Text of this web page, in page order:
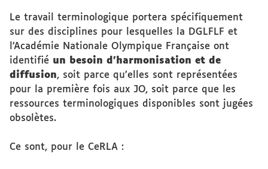
Le travail terminologique portera spécifiquement
sur des disciplines pour lesquelles la DGLFLF et
l’Académie Nationale Olympique Française ont
identifié un besoin d’harmonisation et de
diffusion, soit parce qu’elles sont représentées
pour la première fois aux JO, soit parce que les
ressources terminologiques disponibles sont jugées
obsolètes.
Ce sont, pour le CeRLA :